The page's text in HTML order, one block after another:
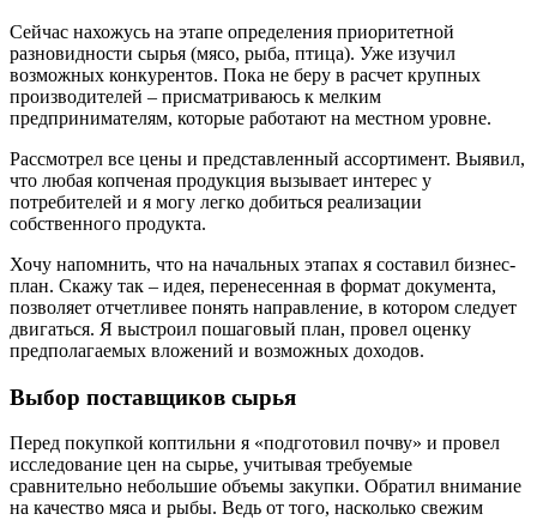
Сейчас нахожусь на этапе определения приоритетной
разновидности сырья (мясо, рыба, птица). Уже изучил
возможных конкурентов. Пока не беру в расчет крупных
производителей – присматриваюсь к мелким
предпринимателям, которые работают на местном уровне.
Рассмотрел все цены и представленный ассортимент. Выявил,
что любая копченая продукция вызывает интерес у
потребителей и я могу легко добиться реализации
собственного продукта.
Хочу напомнить, что на начальных этапах я составил бизнес-
план. Скажу так – идея, перенесенная в формат документа,
позволяет отчетливее понять направление, в котором следует
двигаться. Я выстроил пошаговый план, провел оценку
предполагаемых вложений и возможных доходов.
Выбор поставщиков сырья
Перед покупкой коптильни я «подготовил почву» и провел
исследование цен на сырье, учитывая требуемые
сравнительно небольшие объемы закупки. Обратил внимание
на качество мяса и рыбы. Ведь от того, насколько свежим